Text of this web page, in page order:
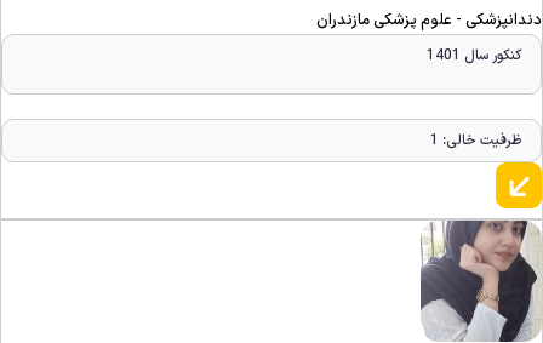
- علوم پزشکی مازندران
کنکور سال 1401
ظرفیت خالی: 1